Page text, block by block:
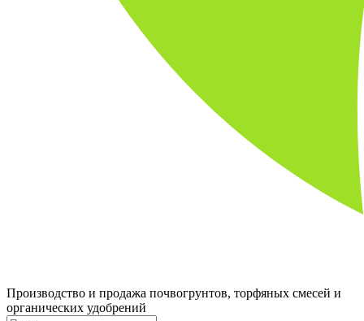
Производство и продажа почвогрунтов, торфяных смесей и
органических удобрений